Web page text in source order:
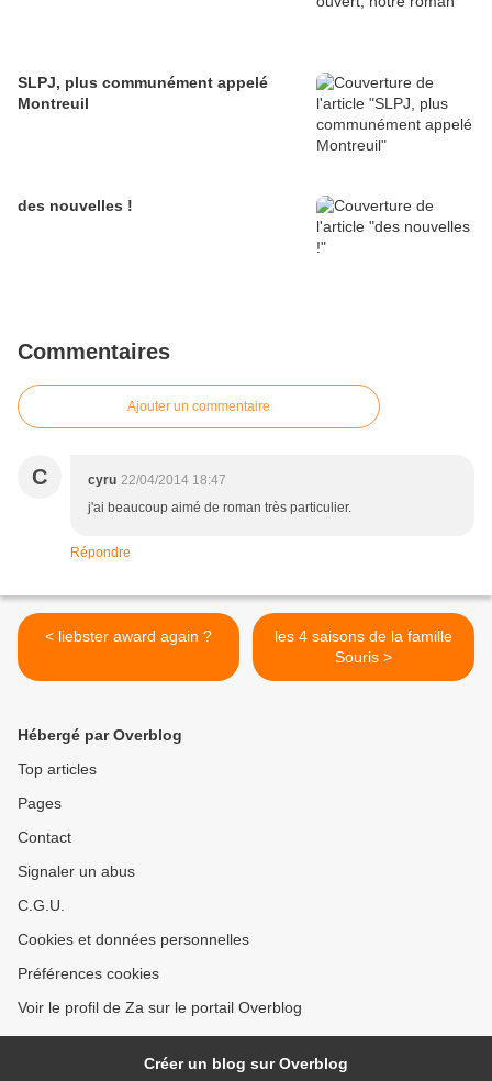
SLPJ, plus communément appelé
Montreuil
des nouvelles !
Commentaires
Ajouter un commentaire
C cyru 22/04/2014 18:47
j'ai beaucoup aimé de roman très particulier.
Répondre
< liebster award again ?
les 4 saisons de la famille
Souris >
Hébergé par Overblog
Top articles
Pages
Contact
Signaler un abus
C.G.U.
Cookies et données personnelles
Préférences cookies
Voir le profil de Za sur le portail Overblog
Créer un blog sur Overblog